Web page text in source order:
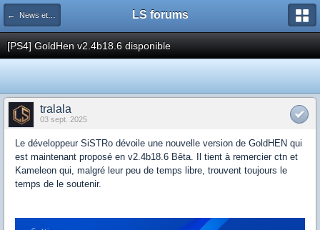
← News et actualités postées sur LS LS forums
[PS4] GoldHen v2.4b18.6 disponible
tralala
03 sept. 2025
Le développeur SiSTRo dévoile une nouvelle version de GoldHEN qui
est maintenant proposé en v2.4b18.6 Bêta. Il tient à remercier ctn et
Kameleon qui, malgré leur peu de temps libre, trouvent toujours le
temps de le soutenir.